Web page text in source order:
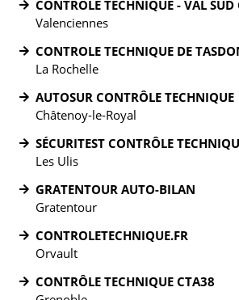
CONTRÔLE TECHNIQUE - VAL SUD
Valenciennes
CONTROLE TECHNIQUE DE
La Rochelle
AUTOSUR CONTRÔLE TECHNIQUE
Châtenoy-le-Royal
SÉCURITEST CONTRÔLE
Les Ulis
GRATENTOUR AUTO-BILAN
Gratentour
CONTROLETECHNIQUE.FR
Orvault
CONTRÔLE TECHNIQUE CTA38